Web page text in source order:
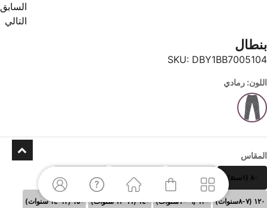
السابق
التالي
بنطال
SKU: DBY1BB7005104
اللون: رمادي
المقاس
٨٠ (١سنة) ٩٠(٢ سنوات) ١١٠ (٥-٦سنوات)
١٢٠ (٧-٨سنوات) ١٣٠ (٩-١٠سنوات) ١٤٠ (١١-١٢ سنوات) ١٥٠ (١٣-١٤ سنوات)